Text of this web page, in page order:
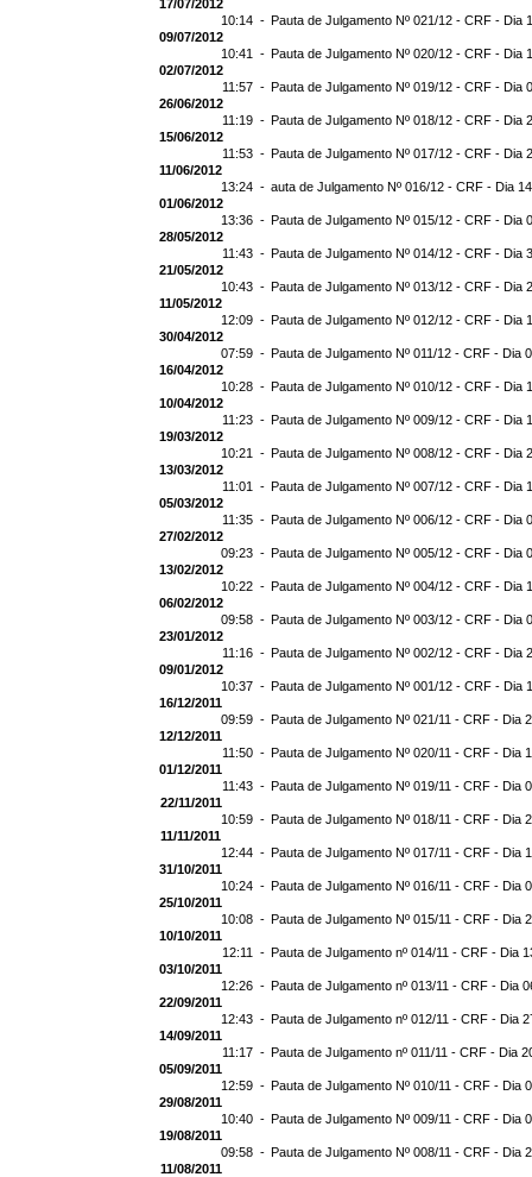
17/07/2012
10:14 - Pauta de Julgamento Nº 021/12 - CRF - Dia
09/07/2012
10:41 - Pauta de Julgamento Nº 020/12 - CRF - Dia
02/07/2012
11:57 - Pauta de Julgamento Nº 019/12 - CRF - Dia
26/06/2012
11:19 - Pauta de Julgamento Nº 018/12 - CRF - Dia
15/06/2012
11:53 - Pauta de Julgamento Nº 017/12 - CRF - Dia
11/06/2012
13:24 - auta de Julgamento Nº 016/12 - CRF - Dia
01/06/2012
13:36 - Pauta de Julgamento Nº 015/12 - CRF - Dia
28/05/2012
11:43 - Pauta de Julgamento Nº 014/12 - CRF - Dia
21/05/2012
10:43 - Pauta de Julgamento Nº 013/12 - CRF - Dia
11/05/2012
12:09 - Pauta de Julgamento Nº 012/12 - CRF - Dia
30/04/2012
07:59 - Pauta de Julgamento Nº 011/12 - CRF - Dia
16/04/2012
10:28 - Pauta de Julgamento Nº 010/12 - CRF - Dia
10/04/2012
11:23 - Pauta de Julgamento Nº 009/12 - CRF - Dia
19/03/2012
10:21 - Pauta de Julgamento Nº 008/12 - CRF - Dia
13/03/2012
11:01 - Pauta de Julgamento Nº 007/12 - CRF - Dia
05/03/2012
11:35 - Pauta de Julgamento Nº 006/12 - CRF - Dia
27/02/2012
09:23 - Pauta de Julgamento Nº 005/12 - CRF - Dia
13/02/2012
10:22 - Pauta de Julgamento Nº 004/12 - CRF - Dia
06/02/2012
09:58 - Pauta de Julgamento Nº 003/12 - CRF - Dia
23/01/2012
11:16 - Pauta de Julgamento Nº 002/12 - CRF - Dia
09/01/2012
10:37 - Pauta de Julgamento Nº 001/12 - CRF - Dia
16/12/2011
09:59 - Pauta de Julgamento Nº 021/11 - CRF - Dia
12/12/2011
11:50 - Pauta de Julgamento Nº 020/11 - CRF - Dia
01/12/2011
11:43 - Pauta de Julgamento Nº 019/11 - CRF - Dia
22/11/2011
10:59 - Pauta de Julgamento Nº 018/11 - CRF - Dia
11/11/2011
12:44 - Pauta de Julgamento Nº 017/11 - CRF - Dia
31/10/2011
10:24 - Pauta de Julgamento Nº 016/11 - CRF - Dia
25/10/2011
10:08 - Pauta de Julgamento Nº 015/11 - CRF - Dia
10/10/2011
12:11 - Pauta de Julgamento nº 014/11 - CRF - Dia
03/10/2011
12:26 - Pauta de Julgamento nº 013/11 - CRF - Dia
22/09/2011
12:43 - Pauta de Julgamento nº 012/11 - CRF - Dia
14/09/2011
11:17 - Pauta de Julgamento nº 011/11 - CRF - Dia
05/09/2011
12:59 - Pauta de Julgamento Nº 010/11 - CRF - Dia
29/08/2011
10:40 - Pauta de Julgamento Nº 009/11 - CRF - Dia
19/08/2011
09:58 - Pauta de Julgamento Nº 008/11 - CRF - Dia
11/08/2011